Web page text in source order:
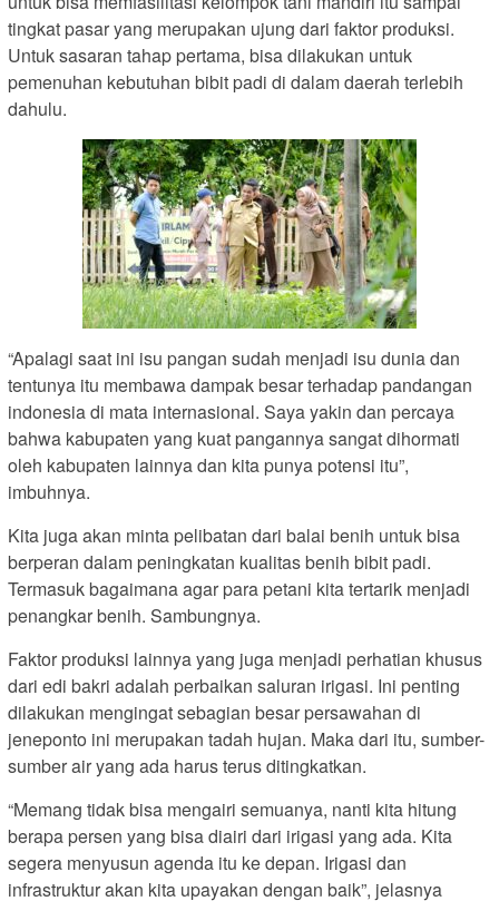
tingkat pasar yang merupakan ujung dari faktor produksi.
Untuk sasaran tahap pertama, bisa dilakukan untuk
pemenuhan kebutuhan bibit padi di dalam daerah terlebih
dahulu.
“Apalagi saat ini isu pangan sudah menjadi isu dunia dan
tentunya itu membawa dampak besar terhadap pandangan
indonesia di mata internasional. Saya yakin dan percaya
bahwa kabupaten yang kuat pangannya sangat dihormati
oleh kabupaten lainnya dan kita punya potensi itu”,
imbuhnya.
Kita juga akan minta pelibatan dari balai benih untuk bisa
berperan dalam peningkatan kualitas benih bibit padi.
Termasuk bagaimana agar para petani kita tertarik menjadi
penangkar benih. Sambungnya.
Faktor produksi lainnya yang juga menjadi perhatian khusus
dari edi bakri adalah perbaikan saluran irigasi. Ini penting
dilakukan mengingat sebagian besar persawahan di
jeneponto ini merupakan tadah hujan. Maka dari itu, sumber-
sumber air yang ada harus terus ditingkatkan.
“Memang tidak bisa mengairi semuanya, nanti kita hitung
berapa persen yang bisa diairi dari irigasi yang ada. Kita
segera menyusun agenda itu ke depan. Irigasi dan
infrastruktur akan kita upayakan dengan baik”, jelasnya